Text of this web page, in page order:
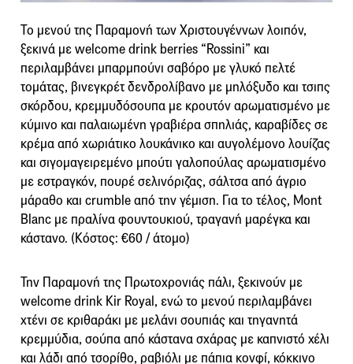
Το μενού της Παραμονή των Χριστουγέννων λοιπόν,
ξεκινά με welcome drink berries “Rossini” και
περιλαμβάνει μπαρμπούνι σαβόρο με γλυκό πελτέ
τομάτας, βινεγκρέτ δενδρολίβανο με μηλόξυδο και τσιπς
σκόρδου, κρεμμυδόσουπα με κρουτόν αρωματισμένο με
κύμινο και παλαιωμένη γραβιέρα σπηλιάς, καραβίδες σε
κρέμα από χωριάτικο λουκάνικο και αυγολέμονο λουίζας
και σιγομαγειρεμένο μπούτι γαλοπούλας αρωματισμένο
με εστραγκόν, πουρέ σελινόριζας, σάλτσα από άγριο
μάραθο και crumble από την γέμιση. Για το τέλος, Mont
Blanc με πραλίνα φουντουκιού, τραγανή μαρέγκα και
κάστανο. (Κόστος: €60 / άτομο)
Την Παραμονή της Πρωτοχρονιάς πάλι, ξεκινούν με
welcome drink Kir Royal, ενώ το μενού περιλαμβάνει
χτένι σε κριθαράκι με μελάνι σουπιάς και τηγανητά
κρεμμύδια, σούπα από κάστανα σχάρας με καπνιστό χέλι
και λάδι από τσορίθο, ραβιόλι με πάπια κονφί, κόκκινο